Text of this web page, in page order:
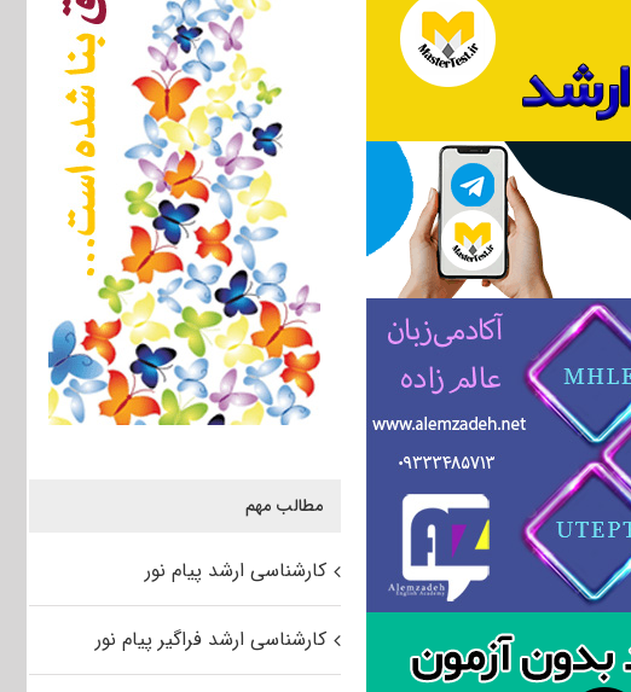
مطالب مهم
کارشناسی ارشد پیام نور
کارشناسی ارشد فراگیر پیام نور